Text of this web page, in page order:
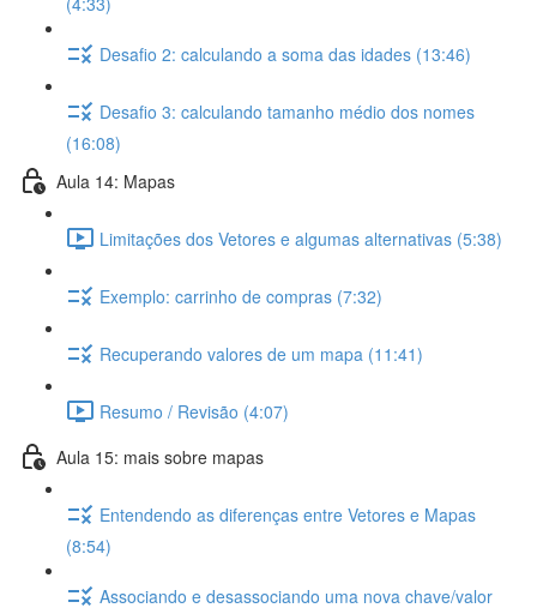
Desafio 2: calculando a soma das idades (13:46)
Desafio 3: calculando tamanho médio dos nomes
(16:08)
Aula 14: Mapas
Limitações dos Vetores e algumas alternativas (5:38)
Exemplo: carrinho de compras (7:32)
Recuperando valores de um mapa (11:41)
Resumo / Revisão (4:07)
Aula 15: mais sobre mapas
Entendendo as diferenças entre Vetores e Mapas
(8:54)
Associando e desassociando uma nova chave/valor